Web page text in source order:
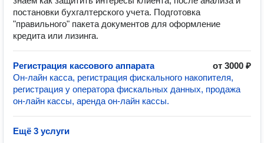
постановки бухгалтерского учета. Подготовка
"правильного" пакета документов для оформление
кредита или лизинга.
Регистрация кассового аппарата
от 3000 ₽
Он-лайн касса, регистрация фискального накопителя,
регистрация у оператора фискальных данных, продажа
он-лайн кассы, аренда он-лайн кассы.
Ещё 3 услуги